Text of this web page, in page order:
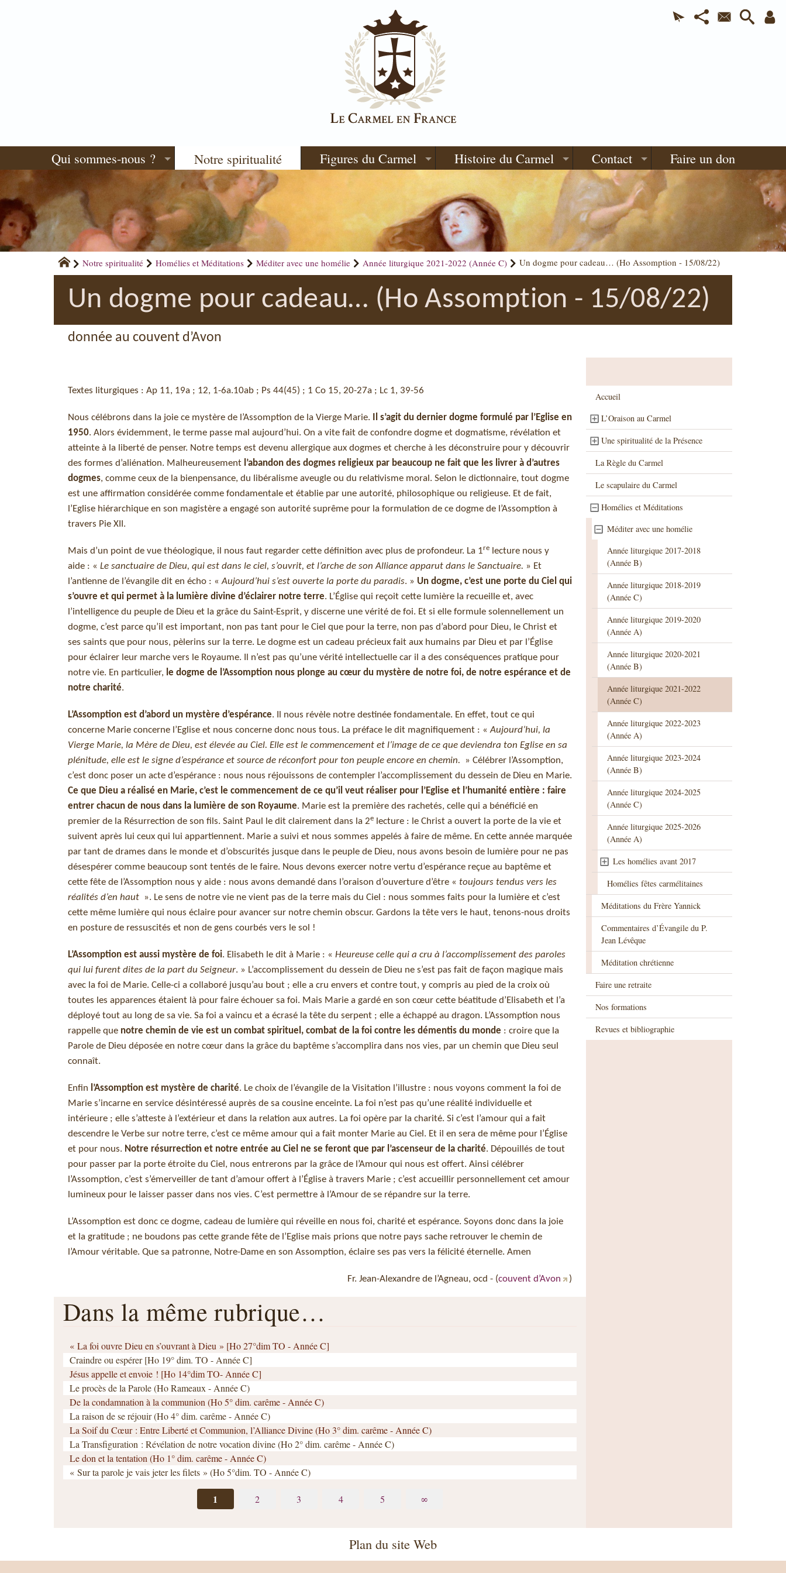
Qui sommes-nous ? Notre spiritualité Figures du Carmel Histoire du Carmel Contact Faire un don
Notre spiritualité Homélies et Méditations Méditer avec une homélie Année liturgique 2021-2022 (Année C) Un dogme pour cadeau… (Ho Assomption - 15/08/22)
Un dogme pour cadeau… (Ho Assomption - 15/08/22)
donnée au couvent d’Avon
Textes liturgiques : Ap 11, 19a ; 12, 1-6a.10ab ; Ps 44(45) ; 1 Co 15, 20-27a ; Lc 1, 39-56
Nous célébrons dans la joie ce mystère de l’Assomption de la Vierge Marie.
Il s’agit du dernier dogme formulé par l’Eglise en
1950. Alors évidemment, le terme passe mal aujourd’hui. On a vite fait de confondre dogme et dogmatisme, révélation et
atteinte à la liberté de penser. Notre temps est devenu allergique aux dogmes et cherche à les déconstruire pour y découvrir
des formes d’aliénation. Malheureusement l’abandon des dogmes religieux par beaucoup ne fait que les livrer à d’autres
dogmes, comme ceux de la bienpensance, du libéralisme aveugle ou du relativisme moral. Selon le dictionnaire, tout dogme
est une affirmation considérée comme fondamentale et établie par une autorité, philosophique ou religieuse. Et de fait,
l’Eglise hiérarchique en son magistère a engagé son autorité suprême pour la formulation de ce dogme de l’Assomption à
travers Pie XII.
Mais d’un point de vue théologique, il nous faut regarder cette définition avec plus de profondeur. La 1re
lecture nous y
aide : « Le sanctuaire de Dieu, qui est dans le ciel, s’ouvrit, et l’arche de son Alliance apparut dans le Sanctuaire. » Et
l’antienne de l’évangile dit en écho : «Aujourd’hui s’est ouverte la porte du paradis. » Un dogme, c’est une porte du Ciel qui
s’ouvre et qui permet à la lumière divine d’éclairer notre terre. L’Église qui reçoit cette lumière la recueille et, avec
l’intelligence du peuple de Dieu et la grâce du Saint-Esprit, y discerne une vérité de foi. Et si elle formule solennellement un
dogme, c’est parce qu’il est important, non pas tant pour le Ciel que pour la terre, non pas d’abord pour Dieu, le Christ et
ses saints que pour nous, pèlerins sur la terre. Le dogme est un cadeau précieux fait aux humains par Dieu et par l’Église
pour éclairer leur marche vers le Royaume. Il n’est pas qu’une vérité intellectuelle car il a des conséquences pratique pour
notre vie. En particulier, le dogme de l’Assomption nous plonge au cœur du mystère de notre foi, de notre espérance et de
notre charité.
L’Assomption est d’abord un mystère d’espérance. Il nous révèle notre destinée fondamentale. En effet, tout ce qui
concerne Marie concerne l’Eglise et nous concerne donc nous tous. La préface le dit magnifiquement : «Aujourd’hui, la
Vierge Marie, la Mère de Dieu, est élevée au Ciel. Elle est le commencement et l’image de ce que deviendra ton Eglise en sa
plénitude, elle est le signe d’espérance et source de réconfort pour ton peuple encore en chemin.
» Célébrer l’Assomption,
c’est donc poser un acte d’espérance : nous nous réjouissons de contempler l’accomplissement du dessein de Dieu en Marie.
Ce que Dieu a réalisé en Marie, c’est le commencement de ce qu’il veut réaliser pour l’Eglise et l’humanité entière : faire
entrer chacun de nous dans la lumière de son Royaume. Marie est la première des rachetés, celle qui a bénéficié en
premier de la Résurrection de son fils. Saint Paul le dit clairement dans la 2e
lecture : le Christ a ouvert la porte de la vie et
suivent après lui ceux qui lui appartiennent. Marie a suivi et nous sommes appelés à faire de même. En cette année marquée
par tant de drames dans le monde et d’obscurités jusque dans le peuple de Dieu, nous avons besoin de lumière pour ne pas
désespérer comme beaucoup sont tentés de le faire. Nous devons exercer notre vertu d’espérance reçue au baptême et
cette fête de l’Assomption nous y aide : nous avons demandé dans l’oraison d’ouverture d’être « toujours tendus vers les
réalités d’en haut ». Le sens de notre vie ne vient pas de la terre mais du Ciel : nous sommes faits pour la lumière et c’est
cette même lumière qui nous éclaire pour avancer sur notre chemin obscur. Gardons la tête vers le haut, tenons-nous droits
en posture de ressuscités et non de gens courbés vers le sol !
L’Assomption est aussi mystère de foi. Elisabeth le dit à Marie : « Heureuse celle qui a cru à l’accomplissement des paroles
qui lui furent dites de la part du Seigneur. » L’accomplissement du dessein de Dieu ne s’est pas fait de façon magique mais
avec la foi de Marie. Celle-ci a collaboré jusqu’au bout ; elle a cru envers et contre tout, y compris au pied de la croix où
toutes les apparences étaient là pour faire échouer sa foi. Mais Marie a gardé en son cœur cette béatitude d’Elisabeth et l’a
déployé tout au long de sa vie. Sa foi a vaincu et a écrasé la tête du serpent ; elle a échappé au dragon. L’Assomption nous
rappelle que notre chemin de vie est un combat spirituel, combat de la foi contre les démentis du monde : croire que la
Parole de Dieu déposée en notre cœur dans la grâce du baptême s’accomplira dans nos vies, par un chemin que Dieu seul
connaît.
Enfin l’Assomption est mystère de charité. Le choix de l’évangile de la Visitation l’illustre : nous voyons comment la foi de
Marie s’incarne en service désintéressé auprès de sa cousine enceinte. La foi n’est pas qu’une réalité individuelle et
intérieure ; elle s’atteste à l’extérieur et dans la relation aux autres. La foi opère par la charité. Si c’est l’amour qui a fait
descendre le Verbe sur notre terre, c’est ce même amour qui a fait monter Marie au Ciel. Et il en sera de même pour l’Église
et pour nous. Notre résurrection et notre entrée au Ciel ne se feront que par l’ascenseur de la charité. Dépouillés de tout
pour passer par la porte étroite du Ciel, nous entrerons par la grâce de l’Amour qui nous est offert. Ainsi célébrer
l’Assomption, c’est s’émerveiller de tant d’amour offert à l’Église à travers Marie ; c’est accueillir personnellement cet amour
lumineux pour le laisser passer dans nos vies. C’est permettre à l’Amour de se répandre sur la terre.
L’Assomption est donc ce dogme, cadeau de lumière qui réveille en nous foi, charité et espérance. Soyons donc dans la joie
et la gratitude ; ne boudons pas cette grande fête de l’Eglise mais prions que notre pays sache retrouver le chemin de
l’Amour véritable. Que sa patronne, Notre-Dame en son Assomption, éclaire ses pas vers la félicité éternelle. Amen
Fr. Jean-Alexandre de l’Agneau, ocd - (couvent d’Avon )
Dans la même rubrique…
« La foi ouvre Dieu en s’ouvrant à Dieu » [Ho 27°dim TO - Année C]
Craindre ou espérer [Ho 19° dim. TO - Année C]
Jésus appelle et envoie ! [Ho 14°dim TO- Année C]
Le procès de la Parole (Ho Rameaux - Année C)
De la condamnation à la communion (Ho 5° dim. carême - Année C)
La raison de se réjouir (Ho 4° dim. carême - Année C)
La Soif du Cœur : Entre Liberté et Communion, l’Alliance Divine (Ho 3° dim. carême - Année C)
La Transfiguration : Révélation de notre vocation divine (Ho 2° dim. carême - Année C)
Le don et la tentation (Ho 1° dim. carême - Année C)
« Sur ta parole je vais jeter les filets » (Ho 5°dim. TO - Année C)
1 2 3 4 5 ∞
Accueil
L’Oraison au Carmel
Une spiritualité de la Présence
La Règle du Carmel
Le scapulaire du Carmel
Homélies et Méditations
Méditer avec une homélie
Année liturgique 2017-2018
(Année B)
Année liturgique 2018-2019
(Année C)
Année liturgique 2019-2020
(Année A)
Année liturgique 2020-2021
(Année B)
Année liturgique 2021-2022
(Année C)
Année liturgique 2022-2023
(Année A)
Année liturgique 2023-2024
(Année B)
Année liturgique 2024-2025
(Année C)
Année liturgique 2025-2026
(Année A)
Les homélies avant 2017
Homélies fêtes carmélitaines
Méditations du Frère Yannick
Commentaires d’Évangile du P.
Jean Lévêque
Méditation chrétienne
Faire une retraite
Nos formations
Revues et bibliographie
Plan du site Web